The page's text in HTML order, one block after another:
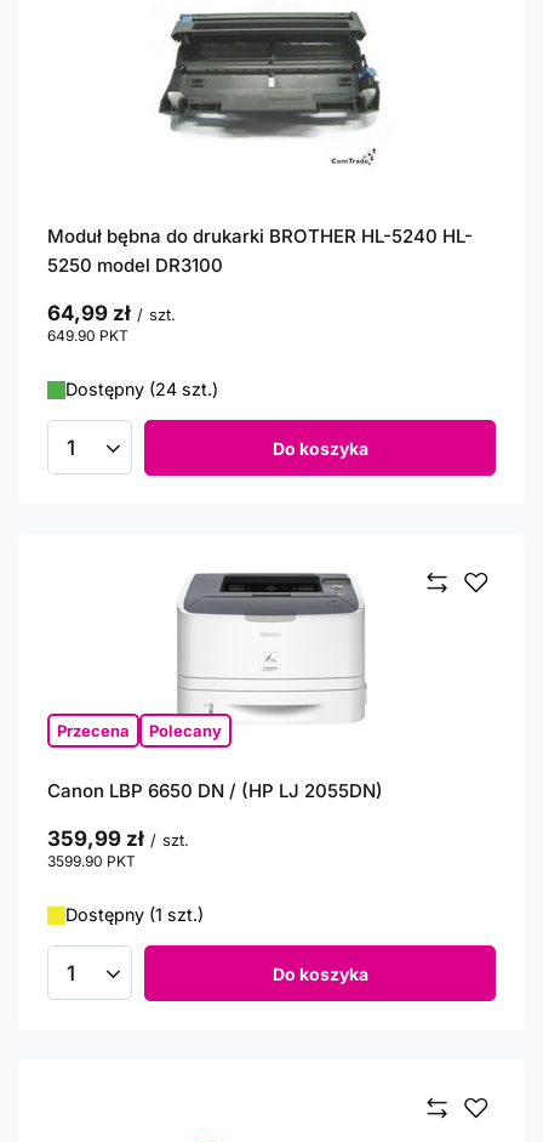
Moduł bębna do drukarki BROTHER HL-5240 HL-
5250 model DR3100
64,99 zł / szt.
649.90 PKT
Dostępny (24 szt.)
Ilość produktów Do koszyka
Przecena Polecany
Canon LBP 6650 DN / (HP LJ 2055DN)
359,99 zł / szt.
3599.90 PKT
Dostępny (1 szt.)
Ilość produktów Do koszyka